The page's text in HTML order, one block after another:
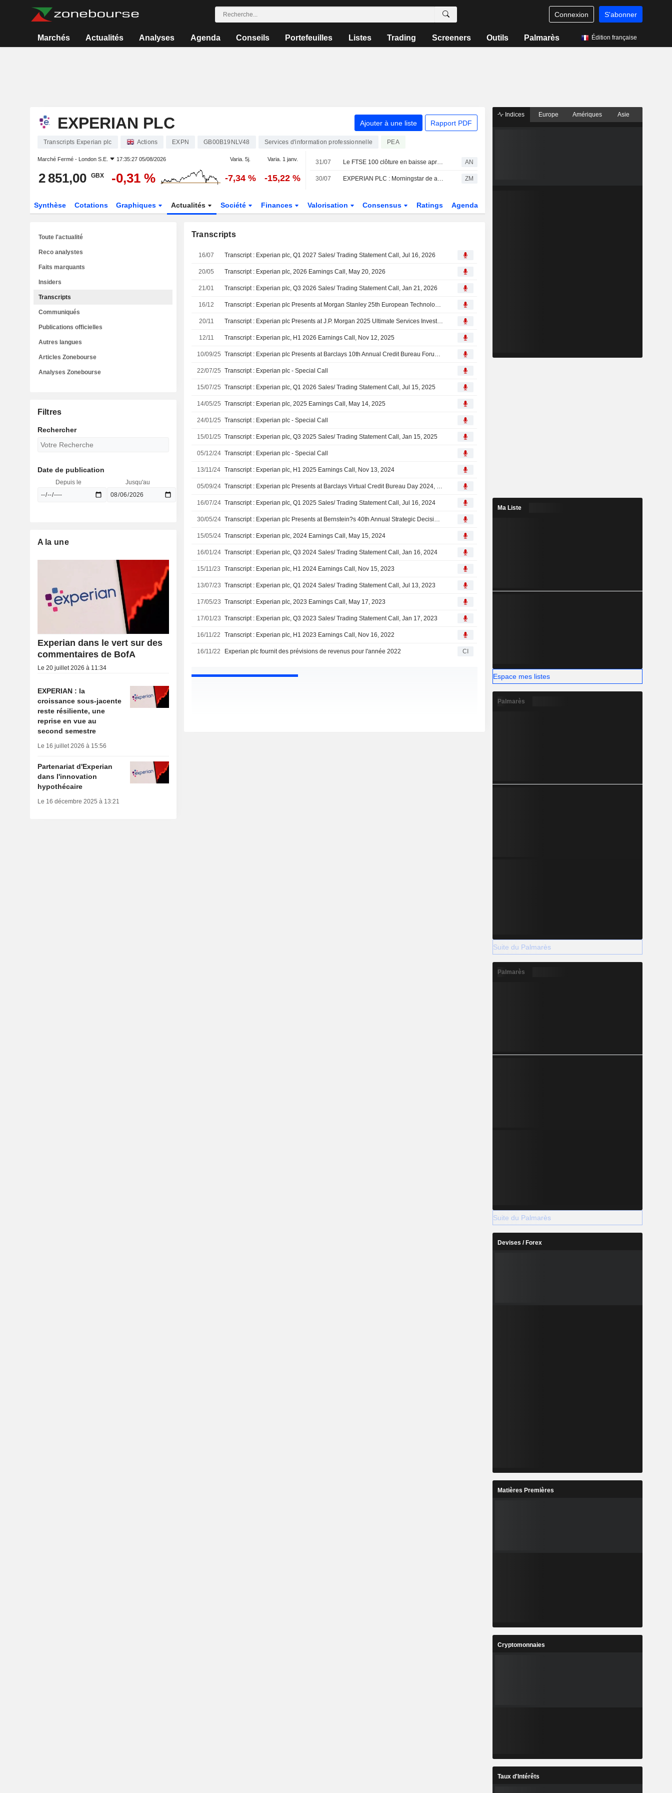
Connexion S'abonner
Marchés Actualités Analyses Agenda Conseils Portefeuilles Listes Trading Screeners Outils Palmarès Édition française
EXPERIAN PLC Ajouter à une liste Rapport PDF
Transcripts Experian plc Actions EXPN GB00B19NLV48 Services d'information professionnelle PEA
Marché Fermé - London S.E. 17:35:27 05/08/2026 Varia. 5j. Varia. 1 janv.
2 851,00 GBX -0,31 % -7,34 % -15,22 %
31/07 Le FTSE 100 clôture en baisse après avoir atteint un nouveau sommet historique AN
30/07 EXPERIAN PLC : Morningstar de acheteur à neutre sur le titre ZM
Synthèse Cotations Graphiques Actualités Société Finances Valorisation Consensus Ratings Agenda
Transcripts
16/07 Transcript : Experian plc, Q1 2027 Sales/ Trading Statement Call, Jul 16, 2026
20/05 Transcript : Experian plc, 2026 Earnings Call, May 20, 2026
21/01 Transcript : Experian plc, Q3 2026 Sales/ Trading Statement Call, Jan 21, 2026
16/12 Transcript : Experian plc Presents at Morgan Stanley 25th European Technology, Media & Telecom Conference, Nov-13-2025 02:00 PM
20/11 Transcript : Experian plc Presents at J.P. Morgan 2025 Ultimate Services Investor Conference, Nov-19-2025
12/11 Transcript : Experian plc, H1 2026 Earnings Call, Nov 12, 2025
10/09/25 Transcript : Experian plc Presents at Barclays 10th Annual Credit Bureau Forum, Sep-04-2025 09:00 AM
22/07/25 Transcript : Experian plc - Special Call
15/07/25 Transcript : Experian plc, Q1 2026 Sales/ Trading Statement Call, Jul 15, 2025
14/05/25 Transcript : Experian plc, 2025 Earnings Call, May 14, 2025
24/01/25 Transcript : Experian plc - Special Call
15/01/25 Transcript : Experian plc, Q3 2025 Sales/ Trading Statement Call, Jan 15, 2025
05/12/24 Transcript : Experian plc - Special Call
13/11/24 Transcript : Experian plc, H1 2025 Earnings Call, Nov 13, 2024
05/09/24 Transcript : Experian plc Presents at Barclays Virtual Credit Bureau Day 2024, Sep-05-2024
16/07/24 Transcript : Experian plc, Q1 2025 Sales/ Trading Statement Call, Jul 16, 2024
30/05/24 Transcript : Experian plc Presents at Bernstein?s 40th Annual Strategic Decisions Conference, May-30-2024
15/05/24 Transcript : Experian plc, 2024 Earnings Call, May 15, 2024
16/01/24 Transcript : Experian plc, Q3 2024 Sales/ Trading Statement Call, Jan 16, 2024
15/11/23 Transcript : Experian plc, H1 2024 Earnings Call, Nov 15, 2023
13/07/23 Transcript : Experian plc, Q1 2024 Sales/ Trading Statement Call, Jul 13, 2023
17/05/23 Transcript : Experian plc, 2023 Earnings Call, May 17, 2023
17/01/23 Transcript : Experian plc, Q3 2023 Sales/ Trading Statement Call, Jan 17, 2023
16/11/22 Transcript : Experian plc, H1 2023 Earnings Call, Nov 16, 2022
16/11/22 Experian plc fournit des prévisions de revenus pour l'année 2022 CI
Toute l'actualité
Reco analystes
Faits marquants
Insiders
Transcripts
Communiqués
Publications officielles
Autres langues
Articles Zonebourse
Analyses Zonebourse
Filtres
Rechercher
Date de publication
Depuis le Jusqu'au
A la une
Experian dans le vert sur des
commentaires de BofA
Le 20 juillet 2026 à 11:34
EXPERIAN : la
croissance sous-jacente
reste résiliente, une
reprise en vue au
second semestre
Le 16 juillet 2026 à 15:56
Partenariat d'Experian
dans l'innovation
hypothécaire
Le 16 décembre 2025 à 13:21
Indices Europe Amériques Asie
Ma Liste
Espace mes listes
Palmarès
Suite du Palmarès
Palmarès
Suite du Palmarès
Devises / Forex
Matières Premières
Cryptomonnaies
Taux d'Intérêts